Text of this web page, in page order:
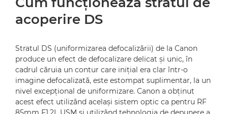
acoperire DS
Stratul DS (uniformizarea defocalizării) de la Canon
produce un efect de defocalizare delicat şi unic, în
cadrul căruia un contur care iniţial era clar într-o
imagine defocalizată, este estompat suplimentar, la un
nivel excepţional de uniformizare. Canon a obţinut
acest efect utilizând acelaşi sistem optic ca pentru RF